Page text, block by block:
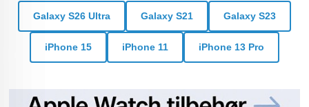
Galaxy S26 Ultra Galaxy S21 Galaxy S23
iPhone 15 iPhone 11 iPhone 13 Pro